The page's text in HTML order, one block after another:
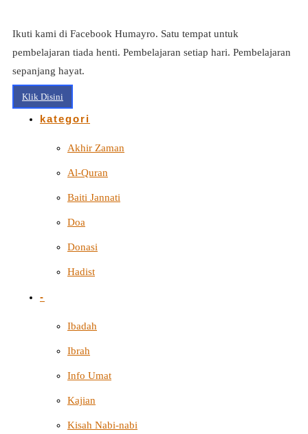
Ikuti kami di Facebook Humayro. Satu tempat untuk
pembelajaran tiada henti. Pembelajaran setiap hari. Pembelajaran
sepanjang hayat.
Klik Disini
kategori
Akhir Zaman
Al-Quran
Baiti Jannati
Doa
Donasi
Hadist
-
Ibadah
Ibrah
Info Umat
Kajian
Kisah Nabi-nabi